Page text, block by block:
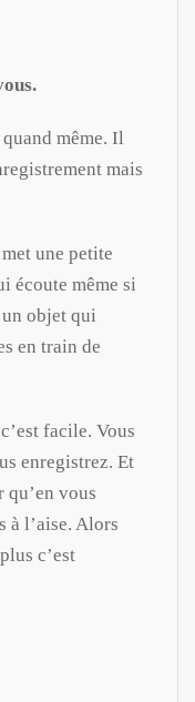
même. Il
mais
une petite
écoute même si
un objet qui
en train de
facile. Vous
enregistrez. Et
qu’en vous
à l’aise. Alors
c’est